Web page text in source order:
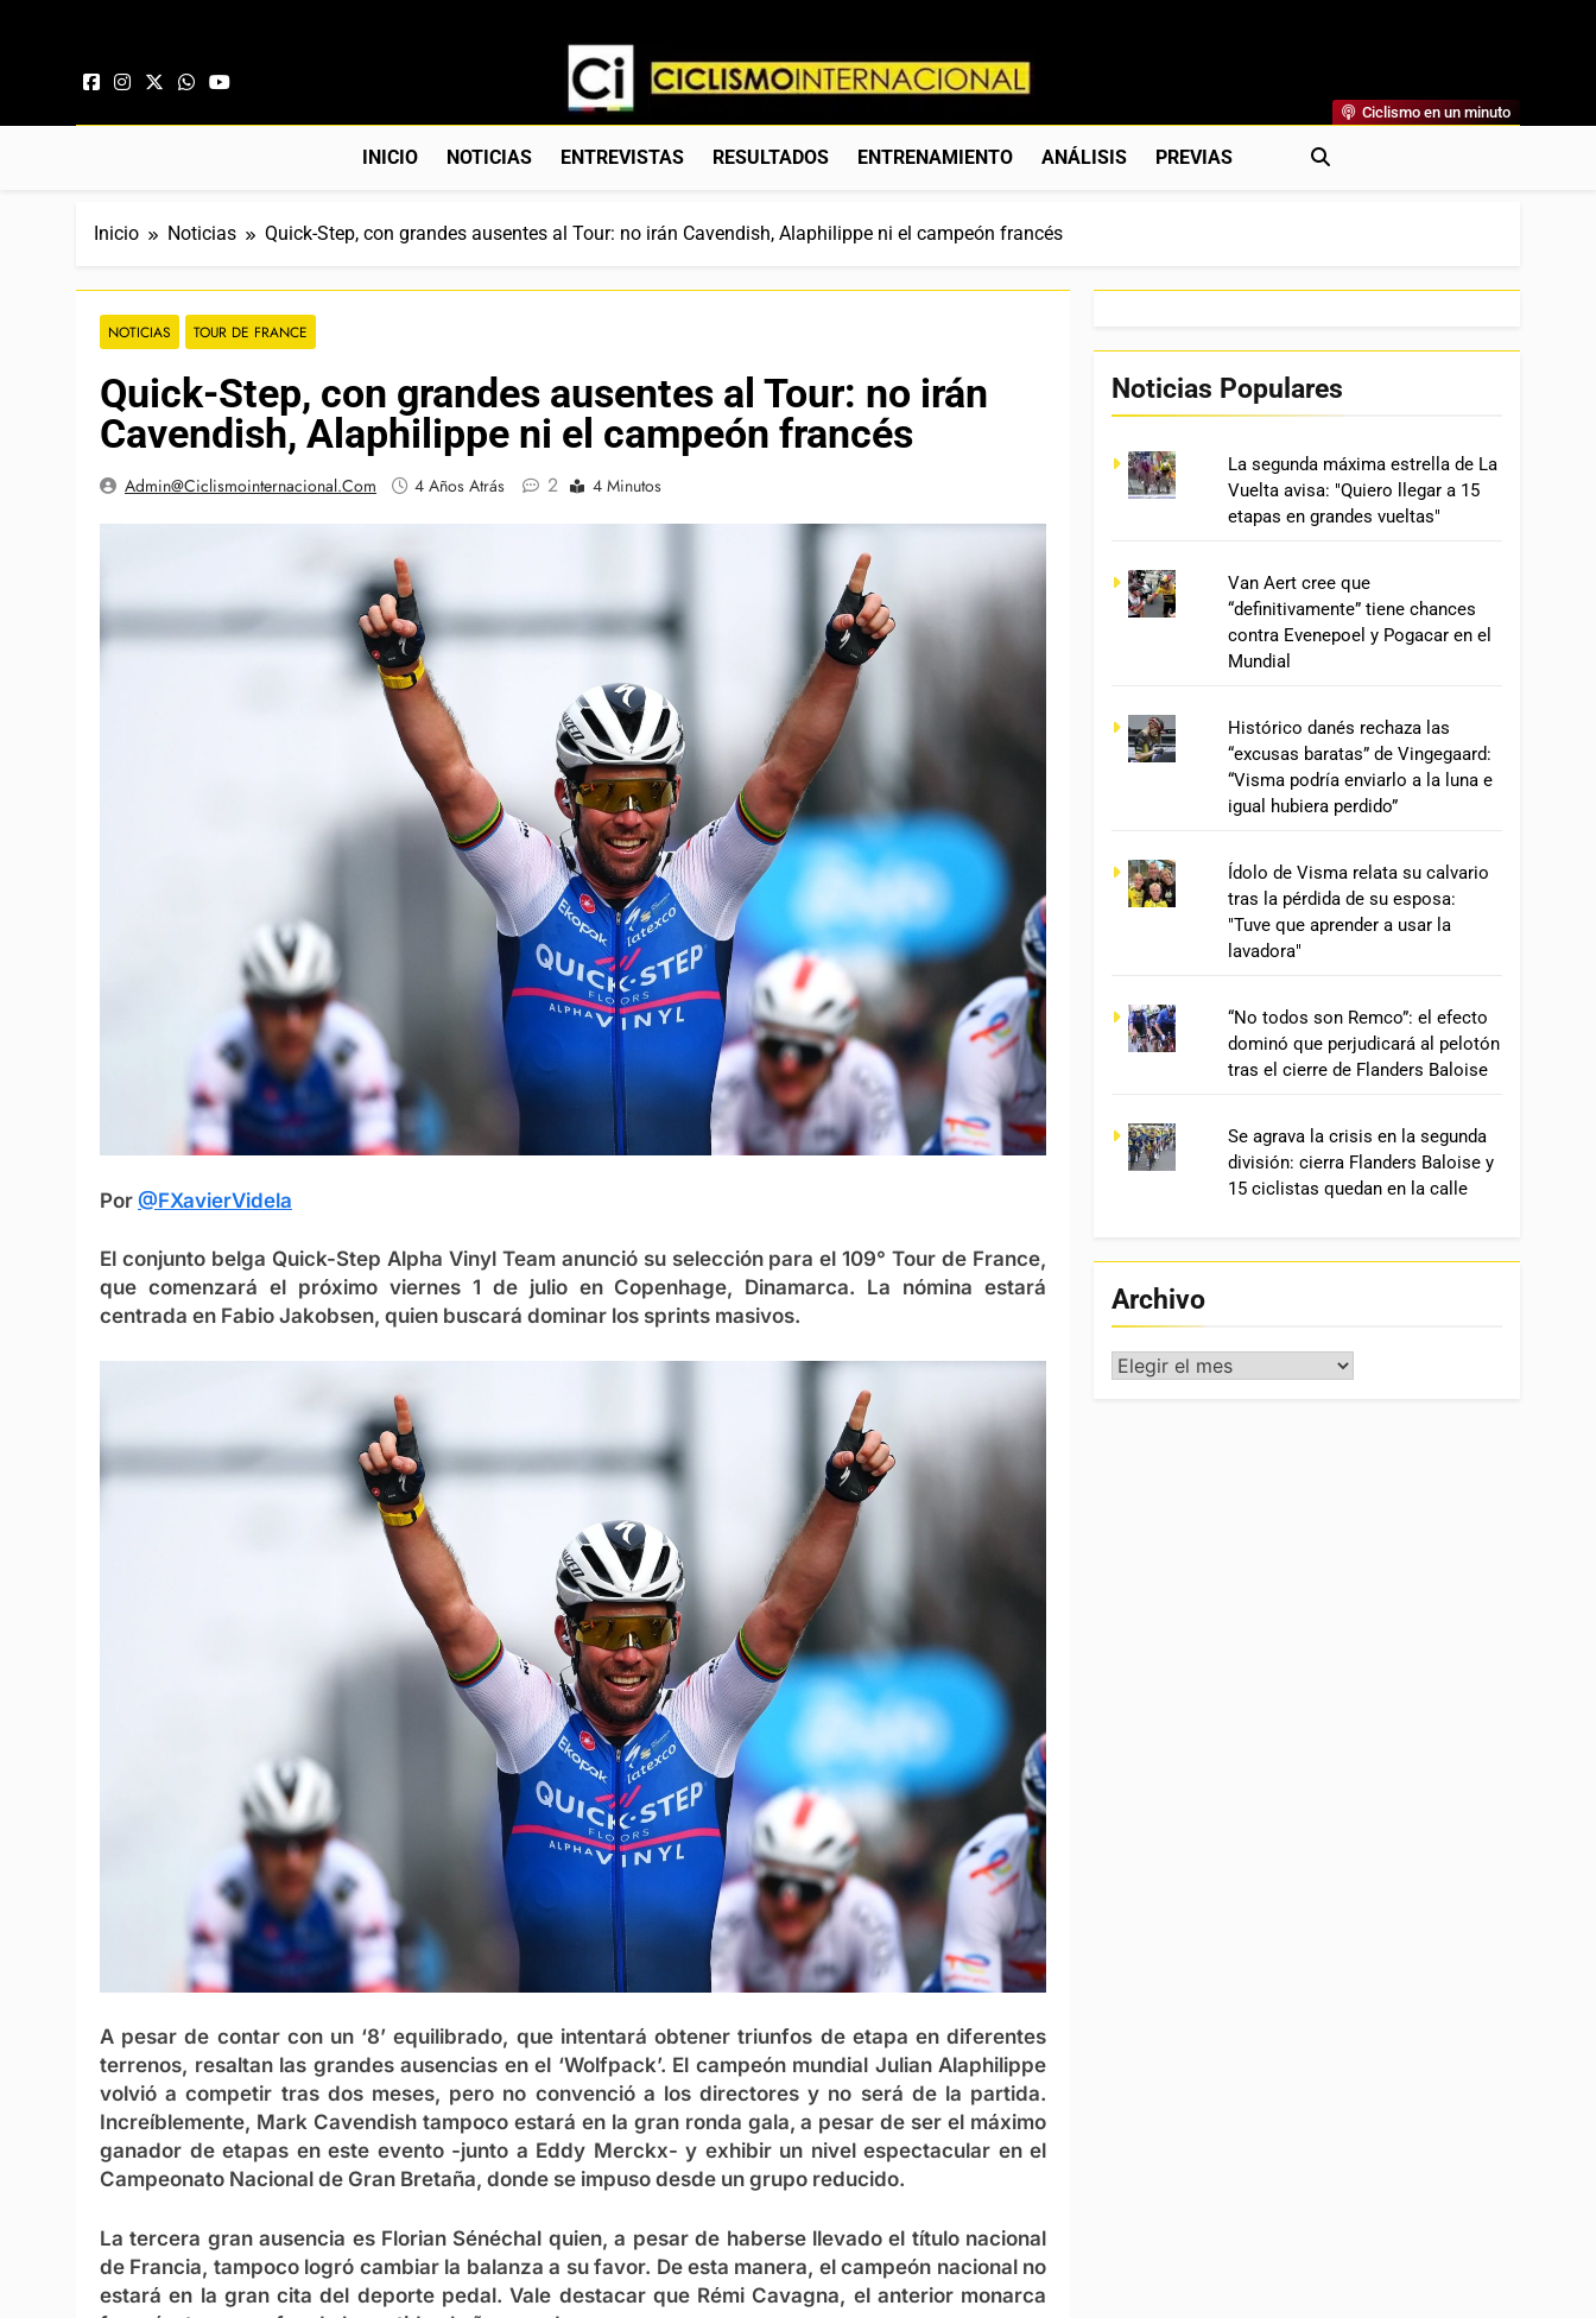
Ciclismo Internacional
Web Dedicada Al Ciclismo Mundial. Entrevistas, Análisis, Crónicas, Previas Y Más. La Web Ciclista De Referencia.
Ciclismo en un minuto
INICIO NOTICIAS ENTREVISTAS RESULTADOS ENTRENAMIENTO ANÁLISIS PREVIAS
Inicio Noticias Quick-Step, con grandes ausentes al Tour: no irán Cavendish, Alaphilippe ni el campeón francés
NOTICIAS TOUR DE FRANCE
Quick-Step, con grandes ausentes al Tour: no irán
Cavendish, Alaphilippe ni el campeón francés
Admin@ciclismointernacional.com 4 Años Atrás 2 4 Minutos
Por @FXavierVidela
El conjunto belga Quick-Step Alpha Vinyl Team anunció su selección para el 109° Tour de France,
que comenzará el próximo viernes 1 de julio en Copenhage, Dinamarca. La nómina estará
centrada en Fabio Jakobsen, quien buscará dominar los sprints masivos.
A pesar de contar con un ‘8’ equilibrado, que intentará obtener triunfos de etapa en diferentes
terrenos, resaltan las grandes ausencias en el ‘Wolfpack’. El campeón mundial Julian Alaphilippe
volvió a competir tras dos meses, pero no convenció a los directores y no será de la partida.
Increíblemente, Mark Cavendishtampoco estará en la gran ronda gala, a pesar de ser el máximo
ganador de etapas en este evento -junto a Eddy Merckx- y exhibir un nivel espectacular en el
Campeonato Nacional de Gran Bretaña, donde se impuso desde un grupo reducido.
La tercera gran ausencia esFlorian Sénéchal quien, a pesar de haberse llevado el título nacional
de Francia, tampoco logró cambiar la balanza a su favor. De esta manera, el campeón nacional no
estará en la gran cita del deporte pedal. Vale destacar que Rémi Cavagna, el anterior monarca
Noticias Populares
La segunda máxima estrella de La
Vuelta avisa: "Quiero llegar a 15
etapas en grandes vueltas"
Van Aert cree que
“definitivamente” tiene chances
contra Evenepoel y Pogacar en el
Mundial
Histórico danés rechaza las
“excusas baratas” de Vingegaard:
“Visma podría enviarlo a la luna e
igual hubiera perdido”
Ídolo de Visma relata su calvario
tras la pérdida de su esposa:
"Tuve que aprender a usar la
lavadora"
“No todos son Remco”: el efecto
dominó que perjudicará al pelotón
tras el cierre de Flanders Baloise
Se agrava la crisis en la segunda
división: cierra Flanders Baloise y
15 ciclistas quedan en la calle
Archivo
Archivo